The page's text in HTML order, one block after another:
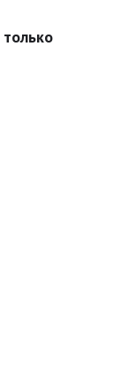
только